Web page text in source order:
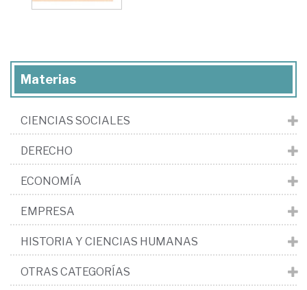
Materias
CIENCIAS SOCIALES
DERECHO
ECONOMÍA
EMPRESA
HISTORIA Y CIENCIAS HUMANAS
OTRAS CATEGORÍAS